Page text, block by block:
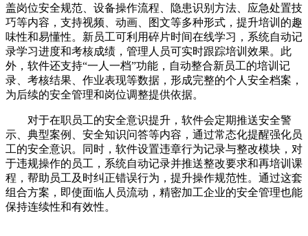
盖岗位安全规范、设备操作流程、隐患识别方法、应急处置技
巧等内容，支持视频、动画、图文等多种形式，提升培训的趣
味性和易懂性。新员工可利用碎片时间在线学习，系统自动记
录学习进度和考核成绩，管理人员可实时跟踪培训效果。此
外，软件还支持“一人一档”功能，自动整合新员工的培训记
录、考核结果、作业表现等数据，形成完整的个人安全档案，
为后续的安全管理和岗位调整提供依据。
对于在职员工的安全意识提升，软件会定期推送安全警
示、典型案例、安全知识问答等内容，通过常态化提醒强化员
工的安全意识。同时，软件设置违章行为记录与整改模块，对
于违规操作的员工，系统自动记录并推送整改要求和再培训课
程，帮助员工及时纠正错误行为，提升操作规范性。通过这套
组合方案，即使面临人员流动，精密加工企业的安全管理也能
保持连续性和有效性。